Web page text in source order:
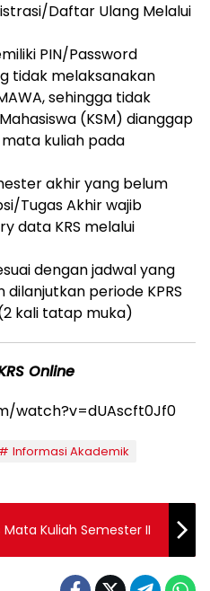
Daftar Ulang Melalui
PIN/Password
tidak melaksanakan
sehingga tidak
(KSM) dianggap
kuliah pada
akhir yang belum
Tugas Akhir wajib
data KRS melalui
dengan jadwal yang
periode KPRS
kali tatap muka)
Online
watch?v=dUAscft0Jf0
Informasi Akademik
Mata Kuliah Semester II